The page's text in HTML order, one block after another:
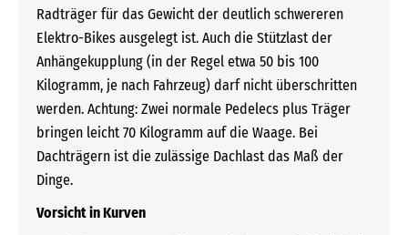
Radträger für das Gewicht der deutlich schwereren
Elektro-Bikes ausgelegt ist. Auch die Stützlast der
Anhängekupplung (in der Regel etwa 50 bis 100
Kilogramm, je nach Fahrzeug) darf nicht überschritten
werden. Achtung: Zwei normale Pedelecs plus Träger
bringen leicht 70 Kilogramm auf die Waage. Bei
Dachträgern ist die zulässige Dachlast das Maß der
Dinge.
Vorsicht in Kurven